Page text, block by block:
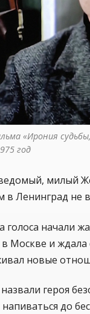
«Ирония
год
милый
в Ленинград не
голоса начали
в Москве и
новые
героя
до